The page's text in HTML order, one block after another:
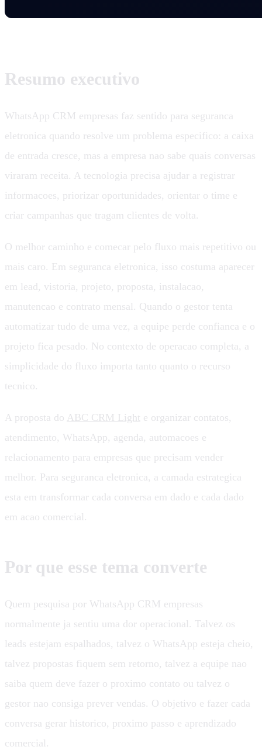
Resumo executivo
WhatsApp CRM empresas faz sentido para seguranca
eletronica quando resolve um problema especifico: a caixa
de entrada cresce, mas a empresa nao sabe quais conversas
viraram receita. A tecnologia precisa ajudar a registrar
informacoes, priorizar oportunidades, orientar o time e
criar campanhas que tragam clientes de volta.
O melhor caminho e comecar pelo fluxo mais repetitivo ou
mais caro. Em seguranca eletronica, isso costuma aparecer
em lead, vistoria, projeto, proposta, instalacao,
manutencao e contrato mensal. Quando o gestor tenta
automatizar tudo de uma vez, a equipe perde confianca e o
projeto fica pesado. No contexto de operacao completa, a
simplicidade do fluxo importa tanto quanto o recurso
tecnico.
A proposta do ABC CRM Light e organizar contatos,
atendimento, WhatsApp, agenda, automacoes e
relacionamento para empresas que precisam vender
melhor. Para seguranca eletronica, a camada estrategica
esta em transformar cada conversa em dado e cada dado
em acao comercial.
Por que esse tema converte
Quem pesquisa por WhatsApp CRM empresas
normalmente ja sentiu uma dor operacional. Talvez os
leads estejam espalhados, talvez o WhatsApp esteja cheio,
talvez propostas fiquem sem retorno, talvez a equipe nao
saiba quem deve fazer o proximo contato ou talvez o
gestor nao consiga prever vendas. O objetivo e fazer cada
conversa gerar historico, proximo passo e aprendizado
comercial.